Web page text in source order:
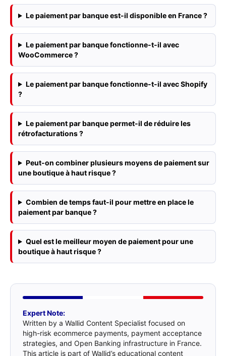
Le paiement par banque est-il disponible en France ?
Le paiement par banque fonctionne-t-il avec
WooCommerce ?
Le paiement par banque fonctionne-t-il avec Shopify
?
Le paiement par banque permet-il de réduire les
rétrofacturations ?
Peut-on combiner plusieurs moyens de paiement sur
une boutique à haut risque ?
Combien de temps faut-il pour mettre en place le
paiement par banque ?
Quel est le meilleur moyen de paiement pour une
boutique à haut risque ?
Expert Note:
Written by a Wallid Content Specialist focused on
high-risk ecommerce payments, payment acceptance
strategies, and Open Banking infrastructure in France.
This article is part of Wallid’s educational content